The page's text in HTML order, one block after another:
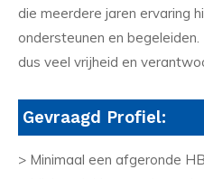
die meerdere jaren ervaring
ondersteunen en
dus veel vrijheid en
Gevraagd Profiel:
> Minimaal een afgeronde